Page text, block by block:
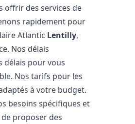
offrir des services de
rapidement pour
Atlantic Lentilly,
Nos délais
délais pour vous
Nos tarifs pour les
à votre budget.
besoins spécifiques et
proposer des